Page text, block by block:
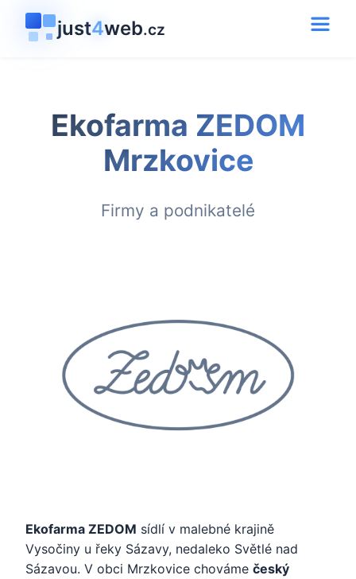
just4web.cz
Ekofarma ZEDOM
Mrzkovice
Firmy a podnikatelé
Ekofarma ZEDOM sídlí v malebné krajině
Vysočiny u řeky Sázavy, nedaleko Světlé nad
Sázavou. V obci Mrzkovice chováme český